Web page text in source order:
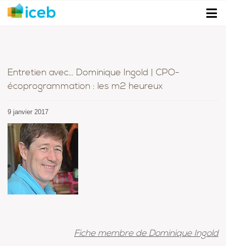
Entretien avec… Dominique Ingold | CPO-
écoprogrammation : les m2 heureux
9 janvier 2017
Fiche membre de Dominique Ingold